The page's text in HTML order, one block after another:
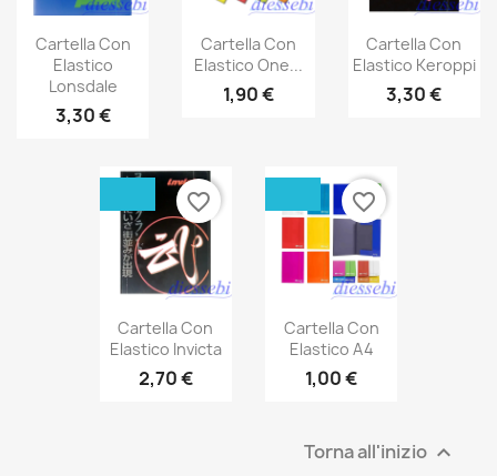
Cartella Con
Elastico
Lonsdale
3,30 €
Cartella Con
Elastico One...
1,90 €
Cartella Con
Elastico Keroppi
3,30 €
Cartella Con
Elastico Invicta
2,70 €
favorite_border
Cartella Con
Elastico A4
1,00 €
favorite_border
Torna all'inizio 